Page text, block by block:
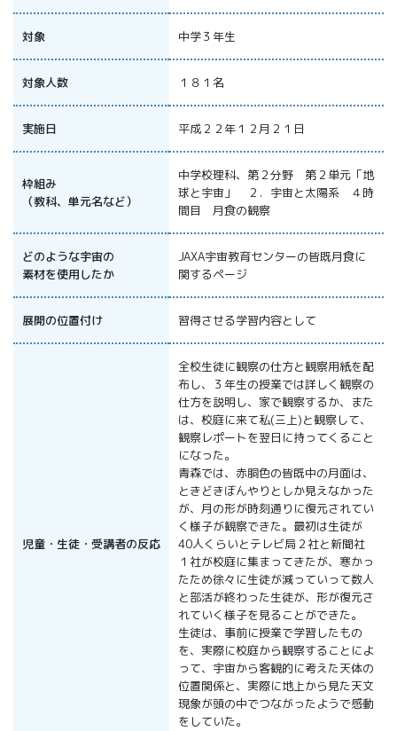
APRSAFポス
ターコンテ
スト
APRSAF教員
セミナー
議）
ISEB学生派
遣プログラ
対象 中学３年生
対象人数 １８１名
実施日 平成２２年１２月２１日
枠組み
（教科、単元名など）
中学校理科、第２分野 第２単元「地
球と宇宙」 ２．宇宙と太陽系 ４時
間目 月食の観察
どのような宇宙の
素材を使用したか
JAXA宇宙教育センターの皆既月食に
関するページ
展開の位置付け 習得させる学習内容として
児童・生徒・受講者の反応
全校生徒に観察の仕方と観察用紙を配
布し、３年生の授業では詳しく観察の
仕方を説明し、家で観察するか、また
は、校庭に来て私(三上)と観察して、
観察レポートを翌日に持ってくること
になった。
青森では、赤胴色の皆既中の月面は、
ときどきぼんやりとしか見えなかった
が、月の形が時刻通りに復元されてい
く様子が観察できた。最初は生徒が
40人くらいとテレビ局２社と新聞社
１社が校庭に集まってきたが、寒かっ
たため徐々に生徒が減っていって数人
と部活が終わった生徒が、形が復元さ
れていく様子を見ることができた。
生徒は、事前に授業で学習したもの
を、実際に校庭から観察することによ
って、宇宙から客観的に考えた天体の
位置関係と、実際に地上から見た天文
現象が頭の中でつながったようで感動
をしていた。